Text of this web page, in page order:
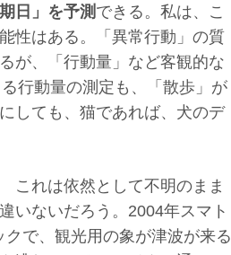
日」を予測できる。私は、こ
性はある。「異常行動」の質
が、「行動量」など客観的な
行動量の測定も、「散歩」が
しても、猫であれば、犬のデ
これは依然として不明のまま
いないだろう。2004年スマト
で、観光用の象が津波が来る